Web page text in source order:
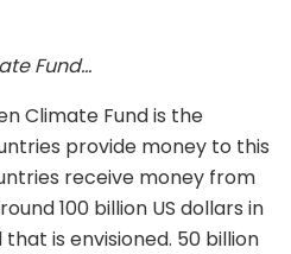
Fund…
Climate Fund is the
provide money to this
receive money from
100 billion US dollars in
is envisioned. 50 billion